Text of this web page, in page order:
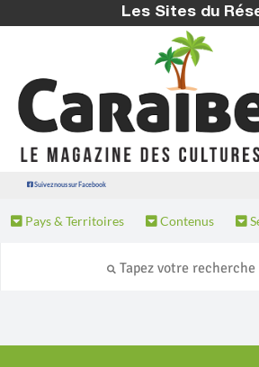
Les Sites du
Suivez nous sur Facebook
Pays & Territoires Contenus